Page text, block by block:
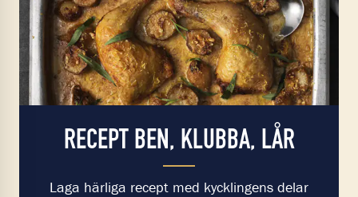
RECEPT BEN, KLUBBA, LÅR
Laga härliga recept med kycklingens delar